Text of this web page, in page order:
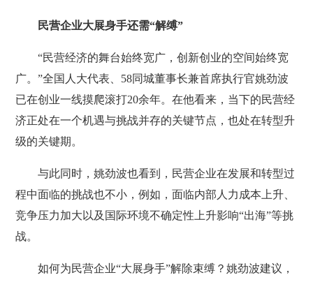
民营企业大展身手还需“解缚”
“民营经济的舞台始终宽广，创新创业的空间始终宽
广。”全国人大代表、58同城董事长兼首席执行官姚劲波
已在创业一线摸爬滚打20余年。在他看来，当下的民营经
济正处在一个机遇与挑战并存的关键节点，也处在转型升
级的关键期。
与此同时，姚劲波也看到，民营企业在发展和转型过
程中面临的挑战也不小，例如，面临内部人力成本上升、
竞争压力加大以及国际环境不确定性上升影响“出海”等挑
战。
如何为民营企业“大展身手”解除束缚？姚劲波建议，